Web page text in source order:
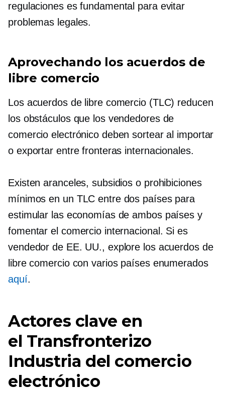
regulaciones es fundamental para evitar
problemas legales.
Aprovechando los acuerdos de
libre comercio
Los acuerdos de libre comercio (TLC) reducen
los obstáculos que los vendedores de
comercio electrónico deben sortear al importar
o exportar entre fronteras internacionales.
Existen aranceles, subsidios o prohibiciones
mínimos en un TLC entre dos países para
estimular las economías de ambos países y
fomentar el comercio internacional. Si es
vendedor de EE. UU., explore los acuerdos de
libre comercio con varios países enumerados
aquí.
Actores clave en
el Transfronterizo
Industria del comercio
electrónico